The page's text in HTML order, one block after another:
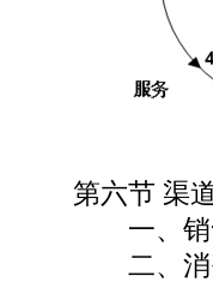
第六节 渠道
一、销售渠
二、消费